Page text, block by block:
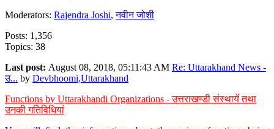
Moderators: Rajendra Joshi,नवीन जोशी
Posts: 1,356
Topics: 38
Last post: August 08, 2018, 05:11:43 AM Re: Uttarakhand News -
उ... by Devbhoomi,Uttarakhand
Functions by Uttarakhandi Organizations - उत्तराखण्डी संस्थायें तथा
उनकी गतिविधियां